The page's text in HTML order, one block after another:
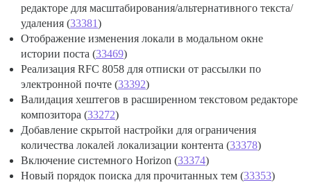
редакторе для масштабирования/альтернативного текста/
удаления (33381)
Отображение изменения локали в модальном окне
истории поста (33469)
Реализация RFC 8058 для отписки от рассылки по
электронной почте (33392)
Валидация хештегов в расширенном текстовом редакторе
композитора (33272)
Добавление скрытой настройки для ограничения
количества локалей локализации контента (33378)
Включение системного Horizon (33374)
Новый порядок поиска для прочитанных тем (33353)